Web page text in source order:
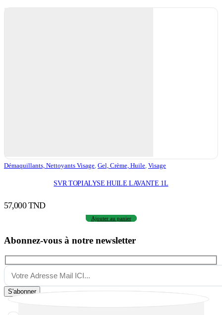
Démaquillants, Nettoyants Visage, Gel, Crème, Huile, Visage
SVR TOPIALYSE HUILE LAVANTE 1L
57,000TND
Ajouter au panier
Abonnez-vous à notre newsletter
S'abonner